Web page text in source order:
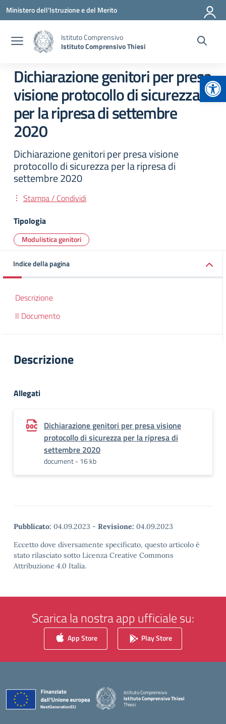
Vai ai contenuti
Vai al menu di navigazione
Vai al footer
Ministero dell'Istruzione e del Merito
Istituto Comprensivo
Istituto Comprensivo Thiesi
Dichiarazione genitori per presa
visione protocollo di sicurezza
per la ripresa di settembre
2020
Dichiarazione genitori per presa visione
protocollo di sicurezza per la ripresa di
settembre 2020
Stampa / Condividi
Tipologia
Modulistica genitori
Indice della pagina
Descrizione
Il Documento
Descrizione
Allegati
Dichiarazione genitori per presa visione
protocollo di sicurezza per la ripresa di
settembre 2020
document - 16 kb
Pubblicato: 04.09.2023 - Revisione: 04.09.2023
Eccetto dove diversamente specificato, questo articolo è
stato rilasciato sotto Licenza Creative Commons
Attribuzione 4.0 Italia.
Scarica la nostra app ufficiale su:
App Store Play Store
Istituto Comprensivo
Istituto Comprensivo Thiesi
Thiesi